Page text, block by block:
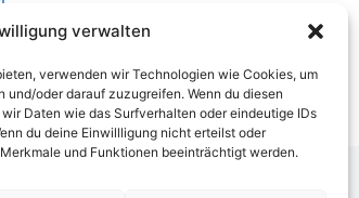
verwalten
verwenden wir Technologien wie Cookies, um
oder darauf zuzugreifen. Wenn du diesen
Daten wie das Surfverhalten oder eindeutige IDs
du deine Einwillligung nicht erteilst oder
und Funktionen beeinträchtigt werden.